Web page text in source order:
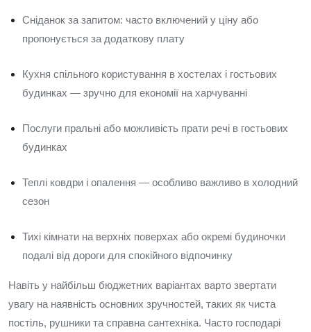
Сніданок за запитом: часто включений у ціну або
пропонується за додаткову плату
Кухня спільного користування в хостелах і гостьових
будинках — зручно для економії на харчуванні
Послуги пральні або можливість прати речі в гостьових
будинках
Теплі ковдри і опалення — особливо важливо в холодний
сезон
Тихі кімнати на верхніх поверхах або окремі будиночки
подалі від дороги для спокійного відпочинку
Навіть у найбільш бюджетних варіантах варто звертати
увагу на наявність основних зручностей, таких як чиста
постіль, рушники та справна сантехніка. Часто господарі